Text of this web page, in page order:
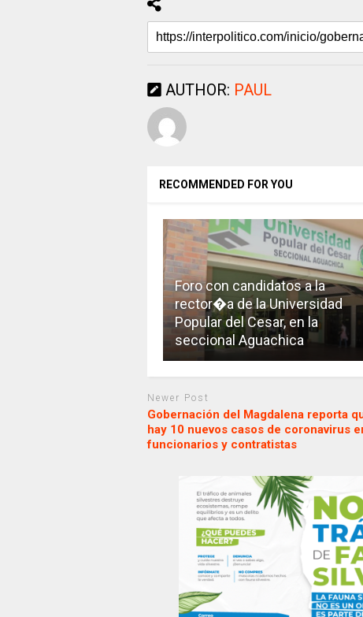
AUTHOR: PAUL
RECOMMENDED FOR YOU
Foro con candidatos a la
rector�a de la Universidad
Popular del Cesar, en la
seccional Aguachica
Newer Post
Gobernación del Magdalena reporta
hay 10 nuevos casos de coronavirus
funcionarios y contratistas